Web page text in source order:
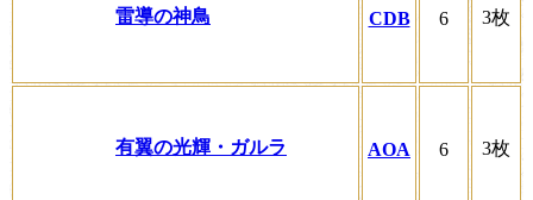
雷導の神鳥 CDB 6 3枚
有翼の光輝・ガルラ AOA 6 3枚